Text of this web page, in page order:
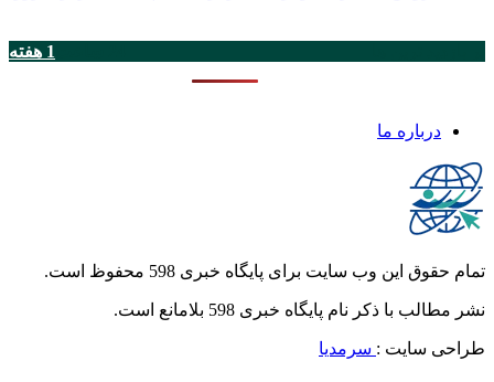
1 هفته
درباره ما
تمام حقوق این وب سایت برای پایگاه خبری 598 محفوظ است.
نشر مطالب با ذکر نام پایگاه خبری 598 بلامانع است.
طراحی سایت : سرمدیا